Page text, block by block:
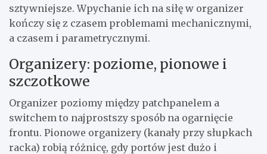
sztywniejsze. Wpychanie ich na siłę w organizer
kończy się z czasem problemami mechanicznymi,
a czasem i parametrycznymi.
Organizery: poziome, pionowe i
szczotkowe
Organizer poziomy między patchpanelem a
switchem to najprostszy sposób na ogarnięcie
frontu. Pionowe organizery (kanały przy słupkach
racka) robią różnicę, gdy portów jest dużo i